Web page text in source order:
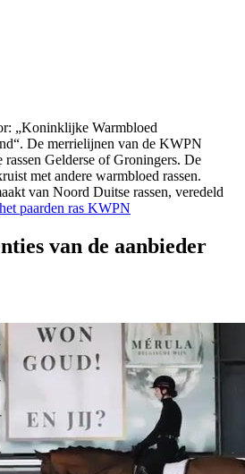
„Koninklijke Warmbloed
De merrielijnen van de KWPN
rassen Gelderse of Groningers. De
met andere warmbloed rassen.
van Noord Duitse rassen, veredeld
paarden ras KWPN
van de aanbieder